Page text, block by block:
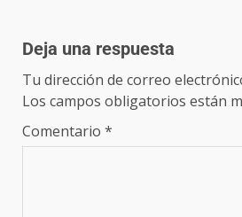
Deja una respuesta
Tu dirección de correo
Los campos obligatorios están
Comentario *